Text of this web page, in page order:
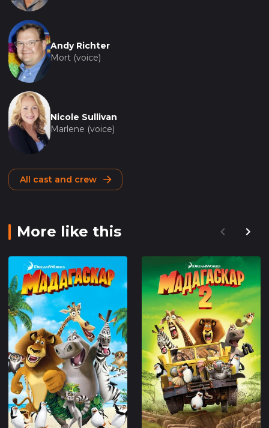
Andy Richter
Mort (voice)
Nicole Sullivan
Marlene (voice)
All cast and crew
More like this